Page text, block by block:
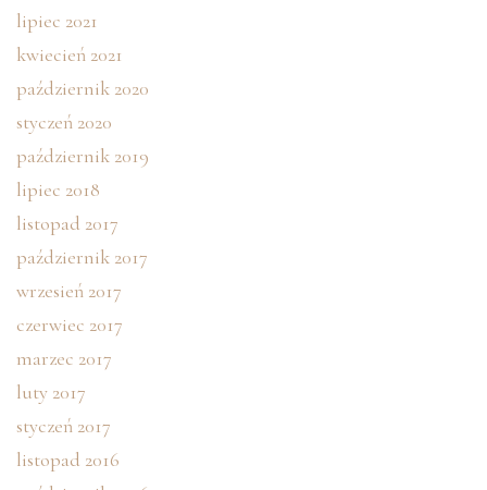
lipiec 2021
kwiecień 2021
październik 2020
styczeń 2020
październik 2019
lipiec 2018
listopad 2017
październik 2017
wrzesień 2017
czerwiec 2017
marzec 2017
luty 2017
styczeń 2017
listopad 2016